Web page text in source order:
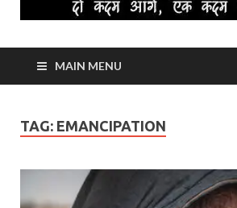
MAIN MENU
TAG: EMANCIPATION